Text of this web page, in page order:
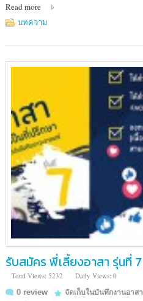
Read more
บทความ
รับสมัคร พี่เลี้ยงอาสา รุ่นที่ 7
Total Views: 5232
Daily Views: 0
0 review
จัดเก็บในบันทึกงานอาสา